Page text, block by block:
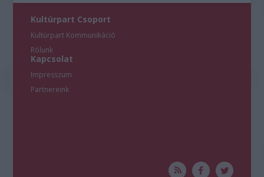
Kultúrpart Csoport
Kultúrpart Kommunikáció
Rólunk
Kapcsolat
Impresszum
Partnereink